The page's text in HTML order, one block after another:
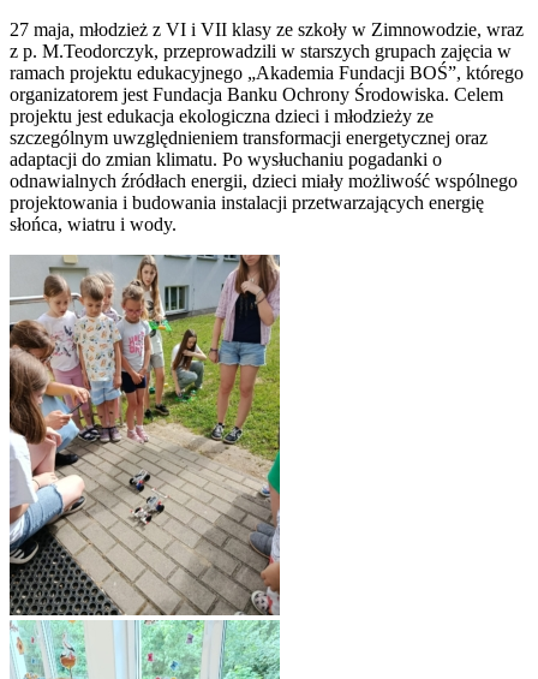
27 maja, młodzież z VI i VII klasy ze szkoły w Zimnowodzie, wraz
z p. M.Teodorczyk, przeprowadzili w starszych grupach zajęcia w
ramach projektu edukacyjnego „Akademia Fundacji BOŚ”, którego
organizatorem jest Fundacja Banku Ochrony Środowiska. Celem
projektu jest edukacja ekologiczna dzieci i młodzieży ze
szczególnym uwzględnieniem transformacji energetycznej oraz
adaptacji do zmian klimatu. Po wysłuchaniu pogadanki o
odnawialnych źródłach energii, dzieci miały możliwość wspólnego
projektowania i budowania instalacji przetwarzających energię
słońca, wiatru i wody.